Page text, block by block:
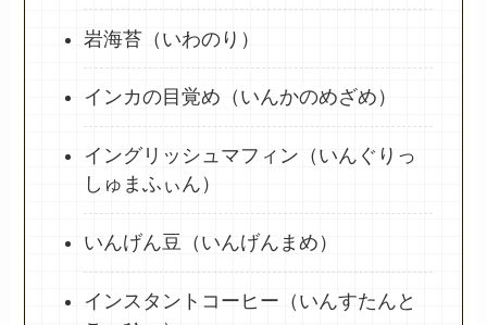
岩海苔（いわのり）
インカの目覚め（いんかのめざめ）
イングリッシュマフィン（いんぐりっ
しゅまふぃん）
いんげん豆（いんげんまめ）
インスタントコーヒー（いんすたんと